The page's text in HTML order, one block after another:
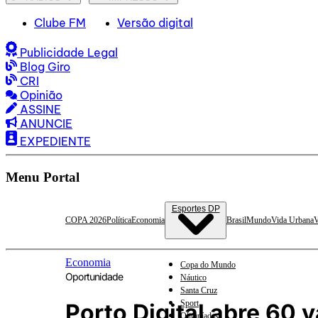
Clube FM Versão digital
Publicidade Legal
Blog Giro
CRI
Opinião
ASSINE
ANUNCIE
EXPEDIENTE
Menu Portal
COPA 2026PolíticaEconomia
Esportes DP
Copa do Mundo
Náutico
Santa Cruz
Sport
Olimpíadas
BrasilMundoVida Urbana
Economia
Oportunidade